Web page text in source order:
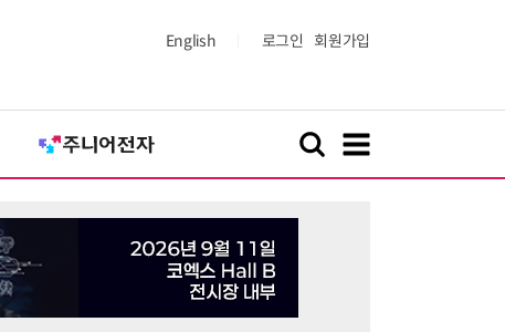
English 로그인 회원가입